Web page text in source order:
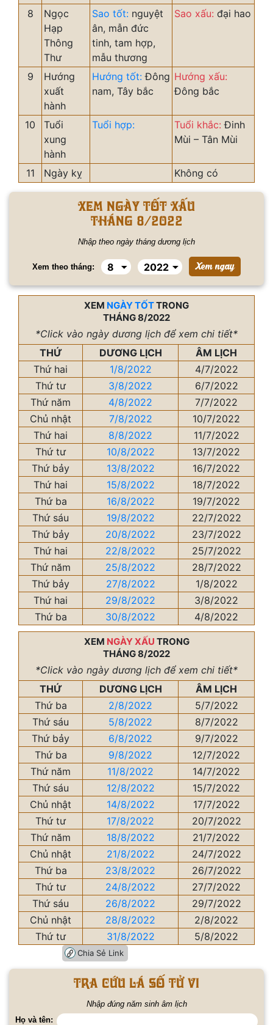
8
Ngọc
Hạp
Thông
Thư
Sao tốt: nguyệt
ân, mẫn đức
tinh, tam hợp,
mẫu thương
Sao xấu: đại hao
9
Hướng
xuất
hành
Hướng tốt: Đông
nam, Tây bắc
Hướng xấu:
Đông bắc
10
Tuổi
xung
hành
Tuổi hợp: Tuổi khắc: Đinh
Mùi – Tân Mùi
11 Ngày kỵ Không có
Xem ngày tốt xấu
tháng 8/2022
Nhập theo ngày tháng dương lịch
Xem theo tháng:
XEM NGÀY TỐTTRONG
THÁNG 8/2022
*Click vào ngày dương lịch để xem chi tiết*
THỨ
DƯƠNG LỊCH
ÂM LỊCH
Thứ hai
1/8/2022
4/7/2022
Thứ tư
3/8/2022
6/7/2022
Thứ năm
4/8/2022
7/7/2022
Chủ nhật
7/8/2022
10/7/2022
Thứ hai
8/8/2022
11/7/2022
Thứ tư
10/8/2022
13/7/2022
Thứ bảy
13/8/2022
16/7/2022
Thứ hai
15/8/2022
18/7/2022
Thứ ba
16/8/2022
19/7/2022
Thứ sáu
19/8/2022
22/7/2022
Thứ bảy
20/8/2022
23/7/2022
Thứ hai
22/8/2022
25/7/2022
Thứ năm
25/8/2022
28/7/2022
Thứ bảy
27/8/2022
1/8/2022
Thứ hai
29/8/2022
3/8/2022
Thứ ba
30/8/2022 4/8/2022
XEM NGÀY XẤU TRONG
THÁNG 8/2022
*Click vào ngày dương lịch để xem chi tiết*
THỨ
DƯƠNG LỊCH
ÂM LỊCH
Thứ ba
2/8/2022
5/7/2022
Thứ sáu
5/8/2022
8/7/2022
Thứ bảy
6/8/2022
9/7/2022
Thứ ba
9/8/2022
12/7/2022
Thứ năm
11/8/2022
14/7/2022
Thứ sáu
12/8/2022
15/7/2022
Chủ nhật
14/8/2022
17/7/2022
Thứ tư
17/8/2022
20/7/2022
Thứ năm
18/8/2022
21/7/2022
Chủ nhật
21/8/2022
24/7/2022
Thứ ba
23/8/2022
26/7/2022
Thứ tư
24/8/2022
27/7/2022
Thứ sáu
26/8/2022
29/7/2022
Chủ nhật
28/8/2022
2/8/2022
Thứ tư
31/8/2022 5/8/2022
Chia Sẻ Link
Tra cứu lá số tử vi
Nhập đúng năm sinh âm lịch
Họ và tên: